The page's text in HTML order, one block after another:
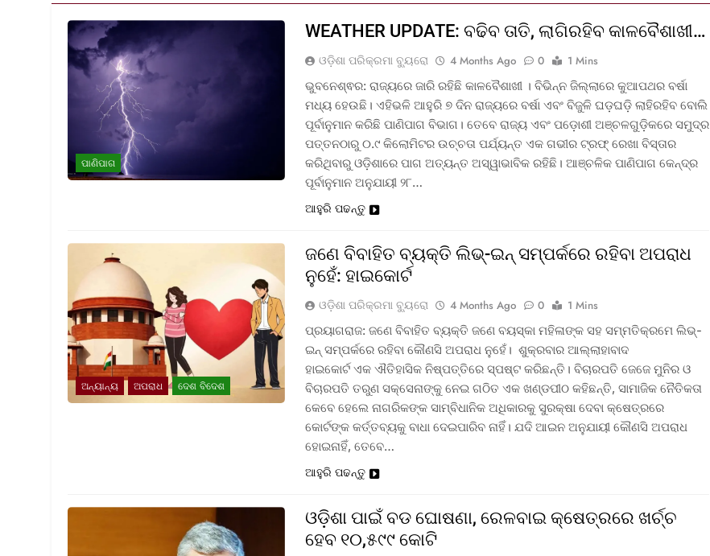
ପାଣିପାଗ
WEATHER UPDATE: ବଢିବ ତାତି, ଲାଗିରହିବ କାଳବୈଶାଖୀ…
ଓଡ଼ିଶା ପରିକ୍ରମା ବ୍ୟୁରୋ 4 Months Ago 0
1 Mins
ଭୁବନେଶ୍ଵର: ରାଜ୍ୟରେ ଜାରି ରହିଛି କାଳବୈଶାଖୀ । ବିଭିନ୍ନ ଜିଲ୍ଲାରେ କୁଆପଥର ବର୍ଷା
ମଧ୍ୟ ହେଉଛି। ଏହିଭଳି ଆହୁରି ୭ ଦିନ ରାଜ୍ୟରେ ବର୍ଷା ଏବଂ ବିଜୁଳି ଘଡ଼ଘଡ଼ି ଲାହିରହିବ ବୋଲି
ପୂର୍ବାନୁମାନ କରିଛି ପାଣିପାଗ ବିଭାଗ। ତେବେ ରାଜ୍ୟ ଏବଂ ପଡ଼ୋଶୀ ଅଞ୍ଚଳଗୁଡ଼ିକରେ ସମୁଦ୍ର
ପତ୍ତନଠାରୁ ୦.୯ କିଲୋମିଟର ଉଚ୍ଚତା ପର୍ଯ୍ୟନ୍ତ ଏକ ଗଭୀର ଟ୍ରଫ୍ ରେଖା ବିସ୍ତାର
କରିଥିବାରୁ ଓଡ଼ିଶାରେ ପାଗ ଅତ୍ୟନ୍ତ ଅସ୍ୱାଭାବିକ ରହିଛି। ଆଞ୍ଚଳିକ ପାଣିପାଗ କେନ୍ଦ୍ର
ପୂର୍ବାନୁମାନ ଅନୁଯାୟୀ ୨୮…
ଆହୁରି ପଢନ୍ତୁ
ଅନ୍ୟାନ୍ୟ ଅପରାଧ ଦେଶ ବିଦେଶ
ଜଣେ ବିବାହିତ ବ୍ୟକ୍ତି ଲିଭ୍-ଇନ୍ ସମ୍ପର୍କରେ ରହିବା ଅପରାଧ
ନୁହେଁ: ହାଇକୋର୍ଟ
ଓଡ଼ିଶା ପରିକ୍ରମା ବ୍ୟୁରୋ 4 Months Ago 0
1 Mins
ପ୍ରୟାଗରାଜ: ଜଣେ ବିବାହିତ ବ୍ୟକ୍ତି ଜଣେ ବୟସ୍କା ମହିଳାଙ୍କ ସହ ସମ୍ମତିକ୍ରମେ ଲିଭ୍-
ଇନ୍ ସମ୍ପର୍କରେ ରହିବା କୌଣସି ଅପରାଧ ନୁହେଁ। ଶୁକ୍ରବାର ଆଲ୍ଲାହାବାଦ
ହାଇକୋର୍ଟ ଏକ ଐତିହାସିକ ନିଷ୍ପତ୍ତିରେ ସ୍ପଷ୍ଟ କରିଛନ୍ତି। ବିଚାରପତି ଜେଜେ ମୁନିର ଓ
ବିଚାରପତି ତରୁଣ ସକ୍‌ସେନାଙ୍କୁ ନେଇ ଗଠିତ ଏକ ଖଣ୍ଡପୀଠ କହିଛନ୍ତି, ସାମାଜିକ ନୈତିକତା
କେବେ ହେଲେ ନାଗରିକଙ୍କ ସାମ୍ବିଧାନିକ ଅଧିକାରକୁ ସୁରକ୍ଷା ଦେବା କ୍ଷେତ୍ରରେ
କୋର୍ଟଙ୍କ କର୍ତ୍ତବ୍ୟକୁ ବାଧା ଦେଇପାରିବ ନାହିଁ। ଯଦି ଆଇନ ଅନୁଯାୟୀ କୌଣସି ଅପରାଧ
ହୋଇନାହିଁ, ତେବେ…
ଆହୁରି ପଢନ୍ତୁ
ଓଡ଼ିଶା ପାଇଁ ବଡ ଘୋଷଣା, ରେଳବାଇ କ୍ଷେତ୍ରରେ ଖର୍ଚ୍ଚ
ହେବ ୧୦,୫୯୯ କୋଟି